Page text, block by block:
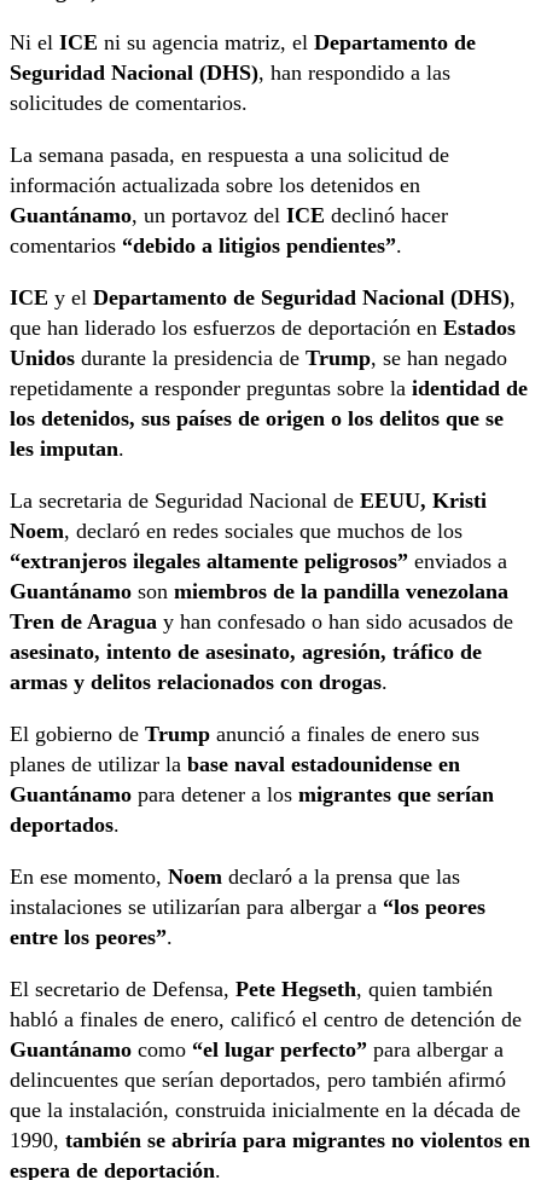
Ni el ICE ni su agencia matriz, el Departamento de
Seguridad Nacional (DHS), han respondido a las
solicitudes de comentarios.
La semana pasada, en respuesta a una solicitud de
información actualizada sobre los detenidos en
Guantánamo, un portavoz del ICE declinó hacer
comentarios “debido a litigios pendientes”.
ICE y el Departamento de Seguridad Nacional (DHS),
que han liderado los esfuerzos de deportación en Estados
Unidos durante la presidencia de Trump, se han negado
repetidamente a responder preguntas sobre la identidad de
los detenidos, sus países de origen o los delitos que se
les imputan.
La secretaria de Seguridad Nacional de EEUU, Kristi
Noem, declaró en redes sociales que muchos de los
“extranjeros ilegales altamente peligrosos” enviados a
Guantánamo son miembros de la pandilla venezolana
Tren de Aragua y han confesado o han sido acusados de
asesinato, intento de asesinato, agresión, tráfico de
armas y delitos relacionados con drogas.
El gobierno de Trump anunció a finales de enero sus
planes de utilizar la base naval estadounidense en
Guantánamo para detener a los migrantes que serían
deportados.
En ese momento, Noem declaró a la prensa que las
instalaciones se utilizarían para albergar a “los peores
entre los peores”.
El secretario de Defensa, Pete Hegseth, quien también
habló a finales de enero, calificó el centro de detención de
Guantánamo como “el lugar perfecto” para albergar a
delincuentes que serían deportados, pero también afirmó
que la instalación, construida inicialmente en la década de
1990, también se abriría para migrantes no violentos en
espera de deportación.